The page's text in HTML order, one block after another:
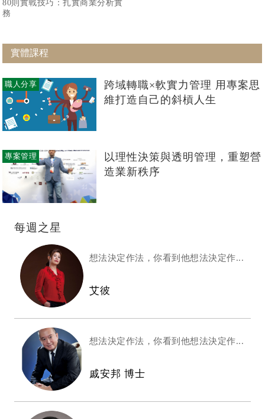
80則實戰技巧：扎實商業分析實
務
實體課程
職人分享
跨域轉職×軟實力管理 用專案思
維打造自己的斜槓人生
專案管理
以理性決策與透明管理，重塑營
造業新秩序
每週之星
想法決定作法，你看到他想法決定作...
艾彼
想法決定作法，你看到他想法決定作...
戚安邦 博士